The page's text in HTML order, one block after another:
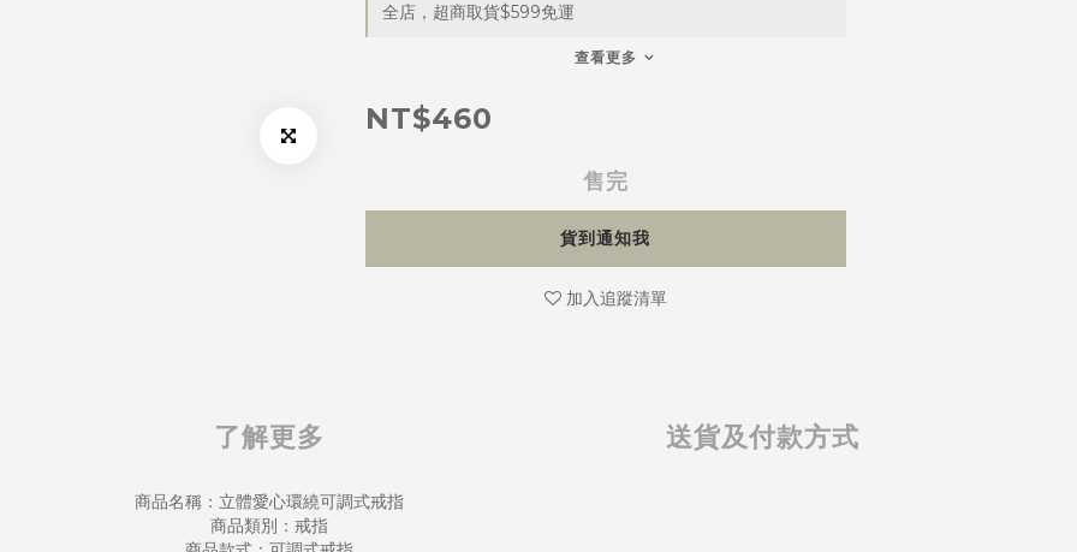
全店，超商取貨$599免運
查看更多
NT$460
售完
貨到通知我
加入追蹤清單
了解更多 送貨及付款方式
商品名稱：立體愛心環繞可調式戒指
商品類別：戒指